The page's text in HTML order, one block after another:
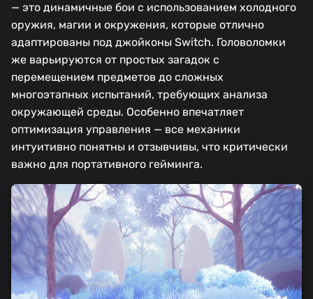
— это динамичные бои с использованием холодного
оружия, магии и окружения, которые отлично
адаптированы под джойконы Switch. Головоломки
же варьируются от простых загадок с
перемещением предметов до сложных
многоэтапных испытаний, требующих анализа
окружающей среды. Особенно впечатляет
оптимизация управления — все механики
интуитивно понятны и отзывчивы, что критически
важно для портативного гейминга.